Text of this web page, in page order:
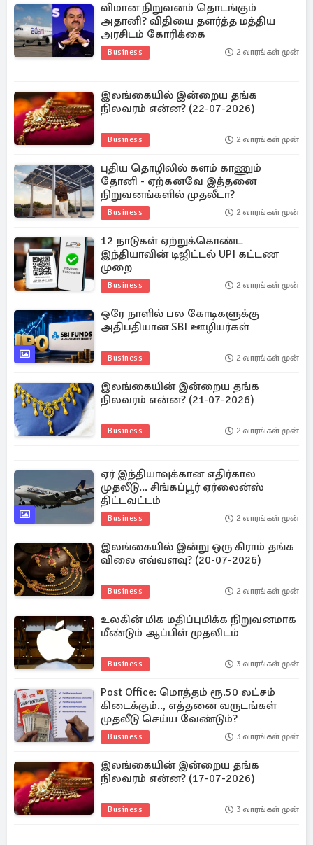
விமான நிறுவனம் தொடங்கும்
அதானி? விதியை தளர்த்த மத்திய
அரசிடம் கோரிக்கை
Business 2 வாரங்கள் முன்
இலங்கையில் இன்றைய தங்க
நிலவரம் என்ன? (22-07-2026)
Business 2 வாரங்கள் முன்
புதிய தொழிலில் களம் காணும்
தோனி - ஏற்கனவே இத்தனை
நிறுவனங்களில் முதலீடா?
Business 2 வாரங்கள் முன்
12 நாடுகள் ஏற்றுக்கொண்ட
இந்தியாவின் டிஜிட்டல் UPI கட்டண
முறை
Business 2 வாரங்கள் முன்
ஒரே நாளில் பல கோடிகளுக்கு
அதிபதியான SBI ஊழியர்கள்
Business 2 வாரங்கள் முன்
இலங்கையின் இன்றைய தங்க
நிலவரம் என்ன? (21-07-2026)
Business 2 வாரங்கள் முன்
ஏர் இந்தியாவுக்கான எதிர்கால
முதலீடு... சிங்கப்பூர் ஏர்லைன்ஸ்
திட்டவட்டம்
Business 2 வாரங்கள் முன்
இலங்கையில் இன்று ஒரு கிராம் தங்க
விலை எவ்வளவு? (20-07-2026)
Business 2 வாரங்கள் முன்
உலகின் மிக மதிப்புமிக்க நிறுவனமாக
மீண்டும் ஆப்பிள் முதலிடம்
Business 3 வாரங்கள் முன்
Post Office: மொத்தம் ரூ.50 லட்சம்
கிடைக்கும்.., எத்தனை வருடங்கள்
முதலீடு செய்ய வேண்டும்?
Business 3 வாரங்கள் முன்
இலங்கையின் இன்றைய தங்க
நிலவரம் என்ன? (17-07-2026)
Business 3 வாரங்கள் முன்